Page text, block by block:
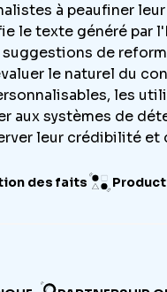
à peaufiner
texte généré par
de
le naturel du
les
aux systèmes de
leur crédibilité
des faits